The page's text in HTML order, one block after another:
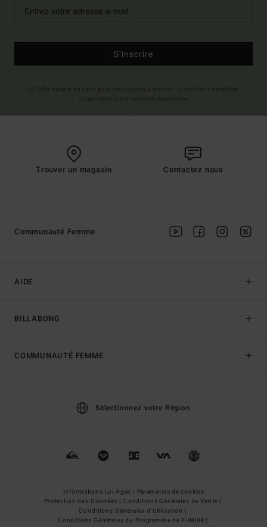
S'inscrire
Trouver un magasin Contactez nous
AIDE
BILLABONG
Communauté Femme
COMMUNAUTÉ FEMME
Sélectionnez votre Région
Informations Loi Agec | Paramètres de cookies
Protection des Données | Conditions Générales de Vente |
Conditions Générales d'Utilisation |
Conditions Générales du Programme de Fidélité |